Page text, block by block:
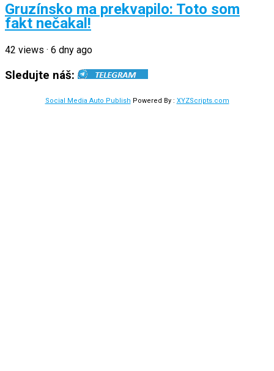
Gruzínsko ma prekvapilo: Toto som
fakt nečakal!
42 views · 6 dny ago
Sledujte náš:
Social Media Auto Publish Powered By : XYZScripts.com